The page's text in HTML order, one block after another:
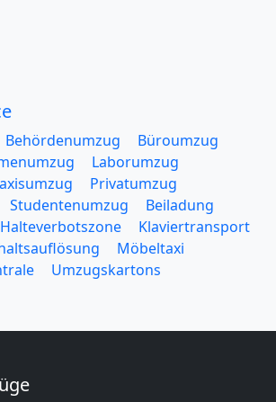
Behördenumzug
Büroumzug
Laborumzug
Privatumzug
Studentenumzug
Beiladung
Halteverbotszone
Klaviertransport
Möbeltaxi
Umzugskartons